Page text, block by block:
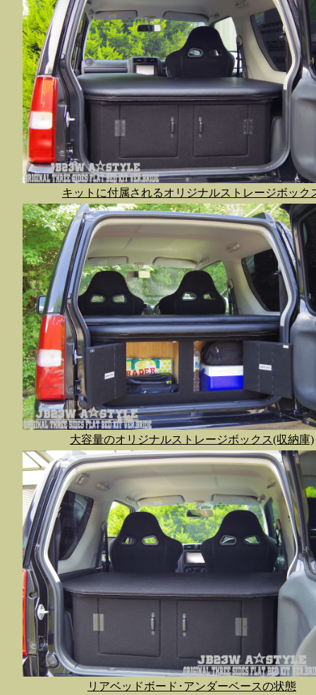
キットに付属されるオリジナルストレージボック
大容量のオリジナルストレージボックス(収納庫)
リアベッドボード･アンダーベースの状態